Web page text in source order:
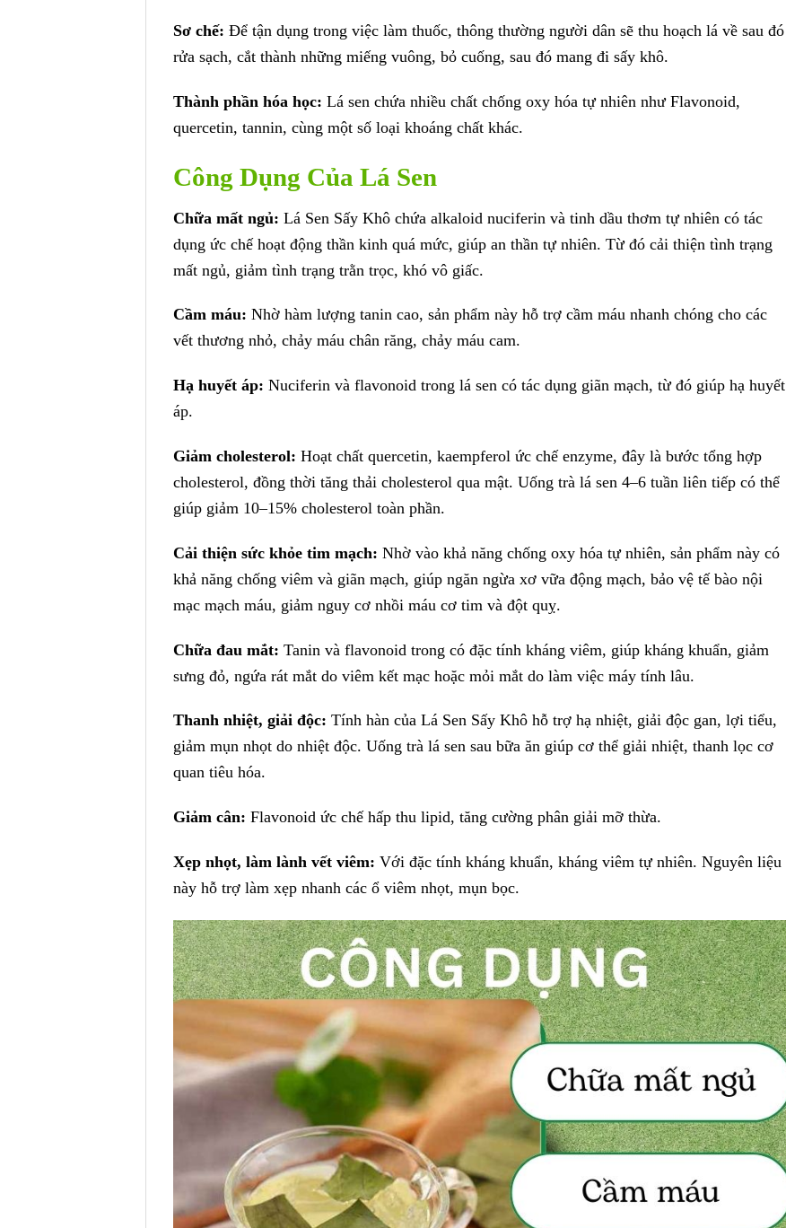
Sơ chế: Để tận dụng trong việc làm thuốc, thông thường người dân sẽ thu hoạch lá về sau đó
rửa sạch, cắt thành những miếng vuông, bỏ cuống, sau đó mang đi sấy khô.
Thành phần hóa học: Lá sen chứa nhiều chất chống oxy hóa tự nhiên như Flavonoid,
quercetin, tannin, cùng một số loại khoáng chất khác.
Công Dụng Của Lá Sen
Chữa mất ngủ: Lá Sen Sấy Khô chứa alkaloid nuciferin và tinh dầu thơm tự nhiên có tác
dụng ức chế hoạt động thần kinh quá mức, giúp an thần tự nhiên. Từ đó cải thiện tình trạng
mất ngủ, giảm tình trạng trằn trọc, khó vô giấc.
Cầm máu: Nhờ hàm lượng tanin cao, sản phẩm này hỗ trợ cầm máu nhanh chóng cho các
vết thương nhỏ, chảy máu chân răng, chảy máu cam.
Hạ huyết áp: Nuciferin và flavonoid trong lá sen có tác dụng giãn mạch, từ đó giúp hạ huyết
áp.
Giảm cholesterol: Hoạt chất quercetin, kaempferol ức chế enzyme, đây là bước tổng hợp
cholesterol, đồng thời tăng thải cholesterol qua mật. Uống trà lá sen 4–6 tuần liên tiếp có thể
giúp giảm 10–15% cholesterol toàn phần.
Cải thiện sức khỏe tim mạch: Nhờ vào khả năng chống oxy hóa tự nhiên, sản phẩm này có
khả năng chống viêm và giãn mạch, giúp ngăn ngừa xơ vữa động mạch, bảo vệ tế bào nội
mạc mạch máu, giảm nguy cơ nhồi máu cơ tim và đột quỵ.
Chữa đau mắt: Tanin và flavonoid trong có đặc tính kháng viêm, giúp kháng khuẩn, giảm
sưng đỏ, ngứa rát mắt do viêm kết mạc hoặc mỏi mắt do làm việc máy tính lâu.
Thanh nhiệt, giải độc: Tính hàn của Lá Sen Sấy Khô hỗ trợ hạ nhiệt, giải độc gan, lợi tiểu,
giảm mụn nhọt do nhiệt độc. Uống trà lá sen sau bữa ăn giúp cơ thể giải nhiệt, thanh lọc cơ
quan tiêu hóa.
Giảm cân: Flavonoid ức chế hấp thu lipid, tăng cường phân giải mỡ thừa.
Xẹp nhọt, làm lành vết viêm: Với đặc tính kháng khuẩn, kháng viêm tự nhiên. Nguyên liệu
này hỗ trợ làm xẹp nhanh các ổ viêm nhọt, mụn bọc.